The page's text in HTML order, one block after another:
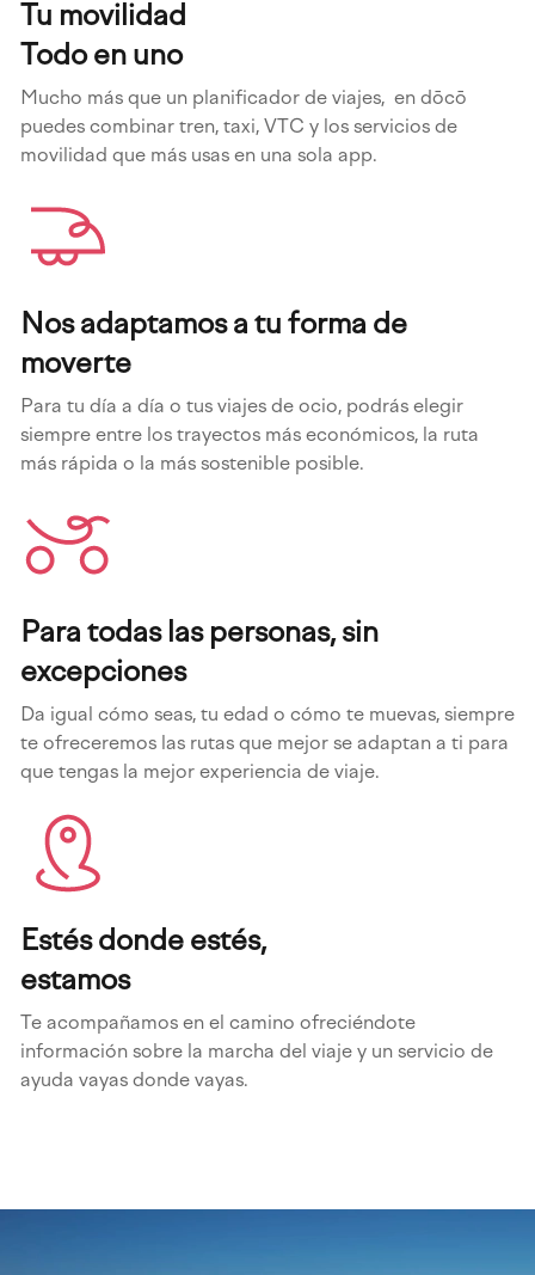
Tu movilidad
Todo en uno
Mucho más que un planificador de viajes, en dōcō
puedes combinar tren, taxi, VTC y los servicios de
movilidad que más usas en una sola app.
Nos adaptamos a tu forma de
moverte
Para tu día a día o tus viajes de ocio, podrás elegir
siempre entre los trayectos más económicos, la ruta
más rápida o la más sostenible posible.
Para todas las personas, sin
excepciones
Da igual cómo seas, tu edad o cómo te muevas, siempre
te ofreceremos las rutas que mejor se adaptan a ti para
que tengas la mejor experiencia de viaje.
Estés donde estés,
estamos
Te acompañamos en el camino ofreciéndote
información sobre la marcha del viaje y un servicio de
ayuda vayas donde vayas.